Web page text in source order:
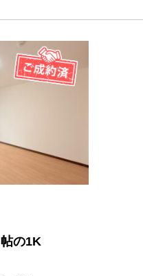
の1K